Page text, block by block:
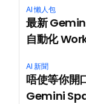
AI 懶人包
最新
自動化
AI 新聞
唔使等你開
Gemini